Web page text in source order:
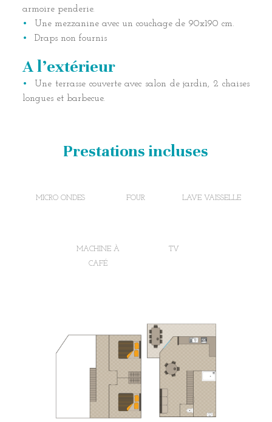
armoire penderie.
Une mezzanine avec un couchage de 90x190 cm.
Draps non fournis
A l’extérieur
Une terrasse couverte avec salon de jardin, 2 chaises
longues et barbecue.
Prestations incluses
MICRO ONDES FOUR LAVE VAISSELLE
MACHINE À
CAFÉ
TV